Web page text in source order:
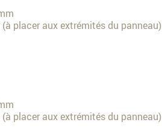
placer aux extrémités du panneau)
placer aux extrémités du panneau)